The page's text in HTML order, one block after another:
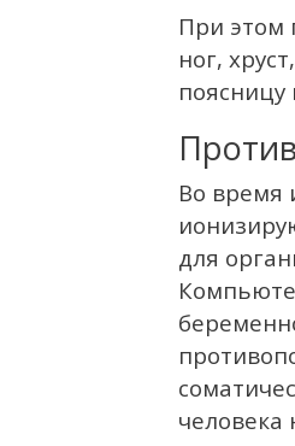
При этом
ног,
поясницу
Во время
для
человека